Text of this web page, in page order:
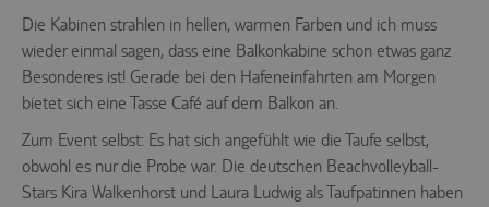
Die Kabinen strahlen in hellen, warmen Farben und ich muss
wieder einmal sagen, dass eine Balkonkabine schon etwas ganz
Besonderes ist! Gerade bei den Hafeneinfahrten am Morgen
bietet sich eine Tasse Café auf dem Balkon an.
Zum Event selbst: Es hat sich angefühlt wie die Taufe selbst,
obwohl es nur die Probe war. Die deutschen Beachvolleyball-
Stars Kira Walkenhorst und Laura Ludwig als Taufpatinnen haben
Keine Cookies erforderlich.